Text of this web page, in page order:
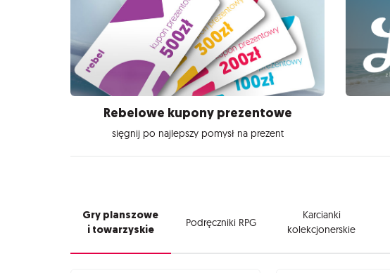
Rebelowe kupony prezentowe
sięgnij po najlepszy pomysł na prezent
Gry planszowe
i towarzyskie
Podręczniki RPG
Karcianki
kolekcjonerskie